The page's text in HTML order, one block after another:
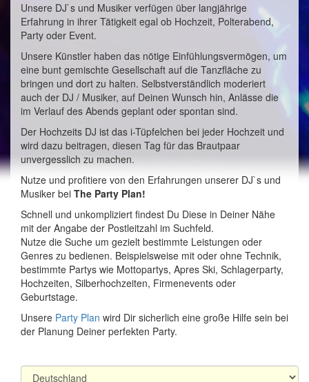
Unsere DJ`s und Musiker verfügen über langjährige
Erfahrung in ihrer Tätigkeit egal ob Hochzeit, Polterabend,
Party oder Event.
Unsere Künstler haben das nötige Einfühlungsvermögen, um
eine bunt gemischte Gesellschaft auf die Tanzfläche zu
bringen und dort zu halten. Selbstverständlich moderiert
auch der DJ / Musiker, auf Deinen Wunsch hin, Anlässe die
im Verlauf des Abends geplant oder spontan sind.
Der Hochzeits DJ ist das i-Tüpfelchen bei jeder Hochzeit und
wird dazu beitragen, diesen Tag für das Brautpaar
unvergesslich zu machen.
Nutze und profitiere von den Erfahrungen unserer DJ`s und
Musiker bei The Party Plan!
Schnell und unkompliziert findest Du Diese in Deiner Nähe
mit der Angabe der Postleitzahl im Suchfeld.
Nutze die Suche um gezielt bestimmte Leistungen oder
Genres zu bedienen. Beispielsweise mit oder ohne Technik,
bestimmte Partys wie Mottopartys, Apres Ski, Schlagerparty,
Hochzeiten, Silberhochzeiten, Firmenevents oder
Geburtstage.
Unsere Party Plan wird Dir sicherlich eine große Hilfe sein bei
der Planung Deiner perfekten Party.